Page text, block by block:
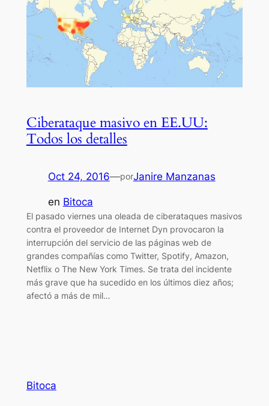
Ciberataque masivo en EE.UU:
Todos los detalles
Oct 24, 2016—porJanire Manzanas
en Bitoca
El pasado viernes una oleada de ciberataques masivos
contra el proveedor de Internet Dyn provocaron la
interrupción del servicio de las páginas web de
grandes compañías como Twitter, Spotify, Amazon,
Netflix o The New York Times. Se trata del incidente
más grave que ha sucedido en los últimos diez años;
afectó a más de mil…
Bitoca